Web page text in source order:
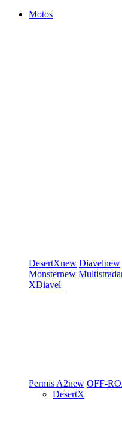
Motos
DesertXnew Diavelnew
Monsternew Multistrada
XDiavel
Permis A2new OFF-
DesertX